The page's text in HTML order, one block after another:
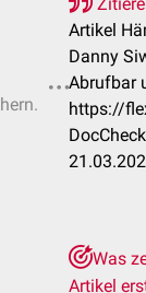
Artikel
Danny
Abrufbar
https://
Was
Artikel